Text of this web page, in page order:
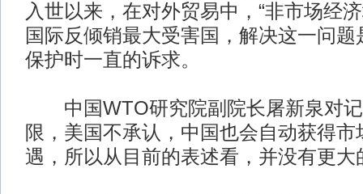
入世以来，在对外贸易中，“非市场经
国际反倾销最大受害国，解决这一问
保护时一直的诉求。
中国WTO研究院副院长屠新泉对记
限，美国不承认，中国也会自动获得市
遇，所以从目前的表述看，并没有更大